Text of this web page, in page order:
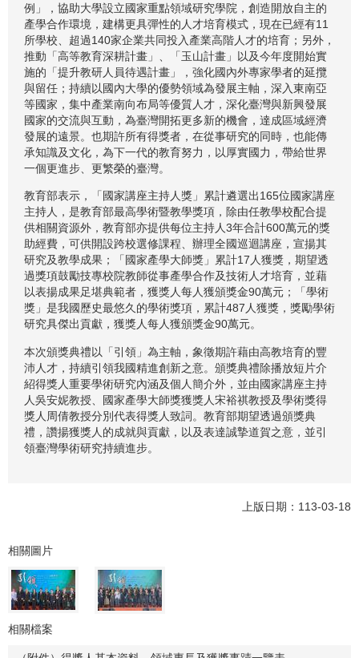
例」，協助大學設立國家重點領域研究學院，創造開放自主的
產學合作環境，建構更具彈性的人才培育模式，現在已經有11
所學校、超過140家企業共同投入產業高階人才的培育；另外，
推動「高等教育深耕計畫」、「玉山計畫」以及今年度開始實
施的「提升教研人員待遇計畫」，強化國內外專家學者的延攬
與留任；持續以國內大學的優勢領域為發展主軸，深入東南亞
等國家，集中產業南向布局等優質人才，深化臺灣與新興發展
國家的交流與互動，為臺灣開拓更多新的機會，達成區域經濟
發展的遠景。也期許所有得獎者，在從事研究的同時，也能傳
承知識及文化，為下一代的教育努力，以厚實國力，帶給世界
一個更進步、更繁榮的臺灣。
教育部表示，「國家講座主持人獎」累計遴選出165位國家講座
主持人，是教育部最高學術暨教學獎項，除由任教學校配合提
供相關資源外，教育部亦提供每位主持人3年合計600萬元的獎
助經費，可供開設跨校選修課程、辦理全國巡迴講座，宣揚其
研究及教學成果；「國家產學大師獎」累計17人獲獎，期望透
過獎項鼓勵技專校院教師從事產學合作及技術人才培育，並藉
以表揚成果足堪典範者，獲獎人每人獲頒獎金90萬元；「學術
獎」是我國歷史最悠久的學術獎項，累計487人獲獎，獎勵學術
研究具傑出貢獻，獲獎人每人獲頒獎金90萬元。
本次頒獎典禮以「引領」為主軸，象徵期許藉由高教培育的豐
沛人才，持續引領我國精進創新之意。頒獎典禮除播放短片介
紹得獎人重要學術研究內涵及個人簡介外，並由國家講座主持
人吳安妮教授、國家產學大師獎獲獎人宋裕祺教授及學術獎得
獎人周倩教授分別代表得獎人致詞。教育部期望透過頒獎典
禮，讚揚獲獎人的成就與貢獻，以及表達誠摯道賀之意，並引
領臺灣學術研究持續進步。
上版日期：113-03-18
相關圖片
相關檔案